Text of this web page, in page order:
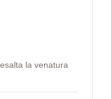
la venatura